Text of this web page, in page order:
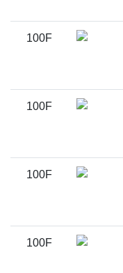
100F
100F
100F
100F